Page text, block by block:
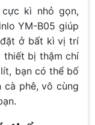
kì nhỏ gọn,
YM-B05 giúp
ở bất kì vị trí
thiết bị thậm chí
bạn có thể bố
cà phê, vô cùng